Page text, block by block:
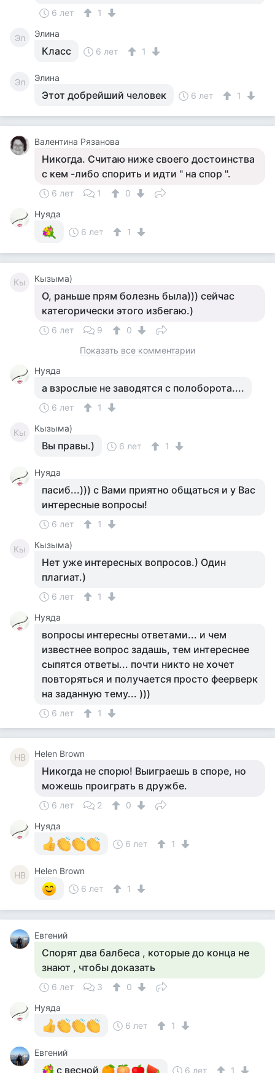
6 лет 1
Эл Элина
Класс 6 лет 1
Эл Элина
Этот добрейший человек 6 лет 1
Валентина Рязанова
Никогда. Считаю ниже своего достоинства
с кем -либо спорить и идти " на спор ".
6 лет 1
0
Нуяда
6 лет
1
Кы Кызыма)
О, раньше прям болезнь была))) сейчас
категорически этого избегаю.)
6 лет 9
0
Показать все комментарии
Нуяда
а взрослые не заводятся с полоборота....
6 лет 1
Кы Кызыма)
Вы правы.) 6 лет 1
Нуяда
пасиб...))) с Вами приятно общаться и у Вас
интересные вопросы!
6 лет 1
Кы Кызыма)
Нет уже интересных вопросов.) Один
плагиат.)
6 лет
1
Нуяда
вопросы интересны ответами... и чем
известнее вопрос задашь, тем интереснее
сыпятся ответы... почти никто не хочет
повторяться и получается просто феерверк
на заданную тему... )))
6 лет 1
HB Helen Brown
Никогда не спорю! Выиграешь в споре, но
можешь проиграть в дружбе.
6 лет 2
0
Нуяда
6 лет
1
HB
Helen Brown
6 лет
1
Евгений
Спорят два балбеса , которые до конца не
знают , чтобы доказать
6 лет 3
0
Нуяда
6 лет
1
Евгений
с весной 6 лет 1